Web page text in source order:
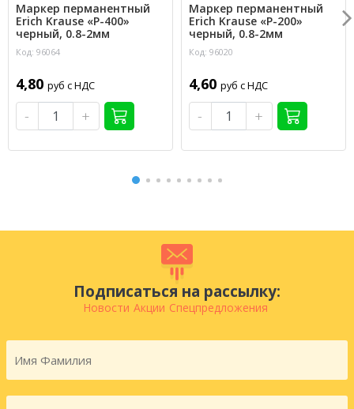
Маркер перманентный
Erich Krause «P-400»
черный, 0.8-2мм
Код: 96064
4,80 руб с НДС
- +
Маркер перманентный
Erich Krause «P-200»
черный, 0.8-2мм
Код: 96020
4,60 руб с НДС
- +
Подписаться на рассылку:
Новости Акции Спецпредложения